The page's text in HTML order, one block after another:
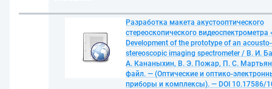
Разработка макета акустооптического
стереоскопического видеоспектрометра
Development of the prototype of an
stereoscopic imaging spectrometer / В. И.
А. Кананыхин, В. Э. Пожар, П. С.
файл. — (Оптические и оптико-
приборы и комплексы). — DOI 10.17586/